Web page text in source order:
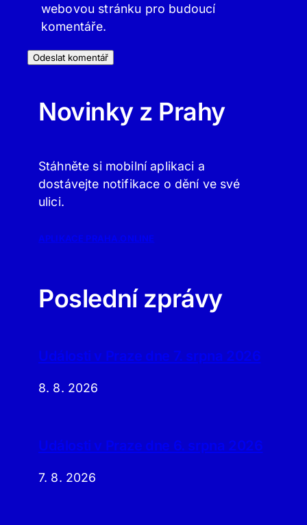
webovou stránku pro budoucí
komentáře.
Novinky z Prahy
Stáhněte si mobilní aplikaci a
dostávejte notifikace o dění ve své
ulici.
APLIKACE PRAHA.ONLINE
Poslední zprávy
Události v Praze dne 7. srpna 2026
8. 8. 2026
Události v Praze dne 6. srpna 2026
7. 8. 2026